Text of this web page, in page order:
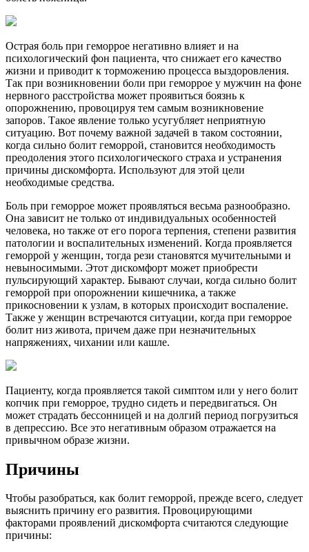
Острая боль при геморрое негативно влияет и на
психологический фон пациента, что снижает его качество
жизни и приводит к торможению процесса выздоровления.
Так при возникновении боли при геморрое у мужчин на фоне
нервного расстройства может проявиться боязнь к
опорожнению, провоцируя тем самым возникновение
запоров. Такое явление только усугубляет неприятную
ситуацию. Вот почему важной задачей в таком состоянии,
когда сильно болит геморрой, становится необходимость
преодоления этого психологического страха и устранения
причины дискомфорта. Используют для этой цели
необходимые средства.
Боль при геморрое может проявляться весьма разнообразно.
Она зависит не только от индивидуальных особенностей
человека, но также от его порога терпения, степени развития
патологии и воспалительных изменений. Когда проявляется
геморрой у женщин, тогда рези становятся мучительными и
невыносимыми. Этот дискомфорт может приобрести
пульсирующий характер. Бывают случаи, когда сильно болит
геморрой при опорожнении кишечника, а также
прикосновении к узлам, в которых происходит воспаление.
Также у женщин встречаются ситуации, когда при геморрое
болит низ живота, причем даже при незначительных
напряжениях, чихании или кашле.
Пациенту, когда проявляется такой симптом или у него болит
копчик при геморрое, трудно сидеть и передвигаться. Он
может страдать бессонницей и на долгий период погрузиться
в депрессию. Все это негативным образом отражается на
привычном образе жизни.
Причины
Чтобы разобраться, как болит геморрой, прежде всего, следует
выяснить причину его развития. Провоцирующими
факторами проявлений дискомфорта считаются следующие
причины: